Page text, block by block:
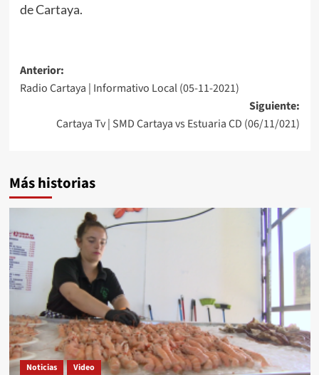
de Cartaya.
Anterior:
Radio Cartaya | Informativo Local (05-11-2021)
Siguiente:
Cartaya Tv | SMD Cartaya vs Estuaria CD (06/11/021)
Más historias
Noticias Video